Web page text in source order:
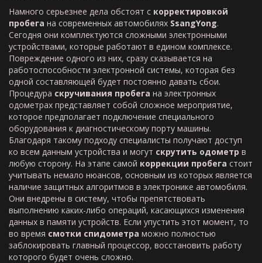
Намного серьезнее дела обстоят с корректировкой
пробега на современных автомобилях SsangYong.
Сегодня они комплектуются сложными электронными
устройствами, которые работают в едином комплексе.
Повреждение одного из них, сразу сказывается на
работоспособности электронной системы, которая без
одной составляющей будет постоянно давать сбои.
Процедура скручивания пробега на электронных
одометрах представляет собой сложное мероприятие,
которое предполагает подключение специального
оборудования к диагностическому порту машины.
Благодаря такому подходу специалисты получают доступ
ко всем данным устройства и могут скрутить одометр в
любую сторону. На этапе самой коррекции пробега стоит
учитывать немало нюансов, основным из которых является
наличие защитных алгоритмов в электронике автомобиля.
Они внедрены в систему, чтобы препятствовать
выполнению каких-либо операций, касающихся изменения
данных в памяти устройств. Если упустить этот момент, то
во время смотки спидометра можно полностью
заблокировать главный процессор, восстановить работу
которого будет очень сложно.